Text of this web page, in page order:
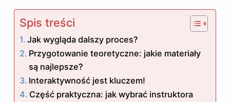
Spis treści
Jak wygląda dalszy proces?
Przygotowanie teoretyczne: jakie materiały
są najlepsze?
Interaktywność jest kluczem!
Część praktyczna: jak wybrać instruktora